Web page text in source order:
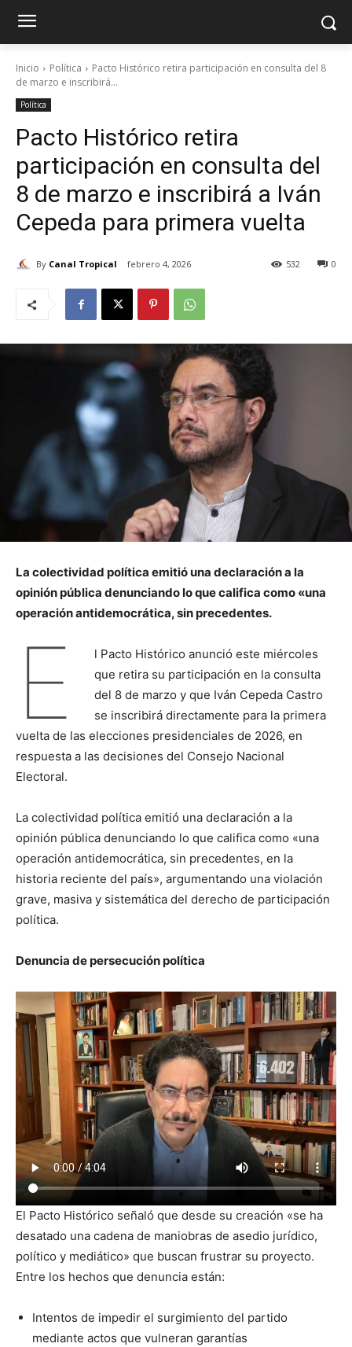
Inicio Política
Pacto Histórico retira participación en consulta del 8
de marzo e inscribirá...
Política
Pacto Histórico retira
participación en consulta del
8 de marzo e inscribirá a Iván
Cepeda para primera vuelta
By Canal Tropical febrero 4, 2026 0
532
La colectividad política emitió una declaración a la
opinión pública denunciando lo que califica como «una
operación antidemocrática, sin precedentes.
E
l Pacto Histórico anunció este miércoles
que retira su participación en la consulta
del 8 de marzo y que Iván Cepeda Castro
se inscribirá directamente para la primera
vuelta de las elecciones presidenciales de 2026, en
respuesta a las decisiones del Consejo Nacional
Electoral.
La colectividad política emitió una declaración a la
opinión pública denunciando lo que califica como «una
operación antidemocrática, sin precedentes, en la
historia reciente del país», argumentando una violación
grave, masiva y sistemática del derecho de participación
política.
Denuncia de persecución política
El Pacto Histórico señaló que desde su creación «se ha
desatado una cadena de maniobras de asedio jurídico,
político y mediático» que buscan frustrar su proyecto.
Entre los hechos que denuncia están:
Intentos de impedir el surgimiento del partido
mediante actos que vulneran garantías